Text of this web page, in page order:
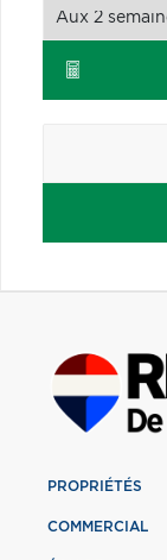
PROPRIÉTÉS
COMMERCIAL